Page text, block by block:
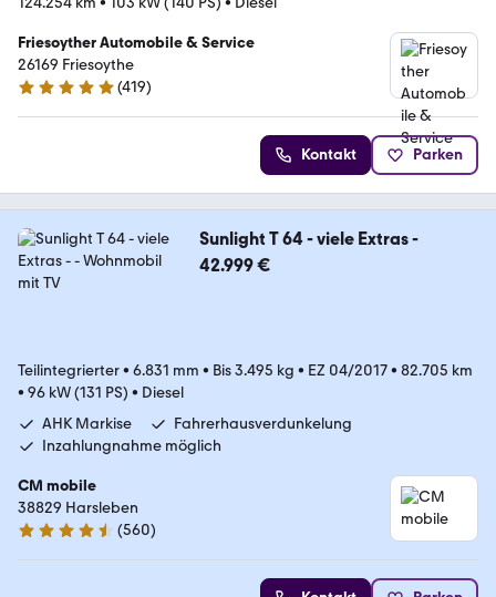
Friesoyther Automobile & Service
26169 Friesoythe
4.8 Sterne
(419)
Kontakt Parken
Sunlight T 64 - viele Extras -
42.999 €
Teilintegrierter• 6.831 mm • Bis 3.495 kg • EZ 04/2017• 82.705 km
• 96 kW (131 PS) • Diesel
AHK Markise
Fahrerhausverdunkelung
Inzahlungnahme möglich
CM mobile
38829 Harsleben
4.7 Sterne
(560)